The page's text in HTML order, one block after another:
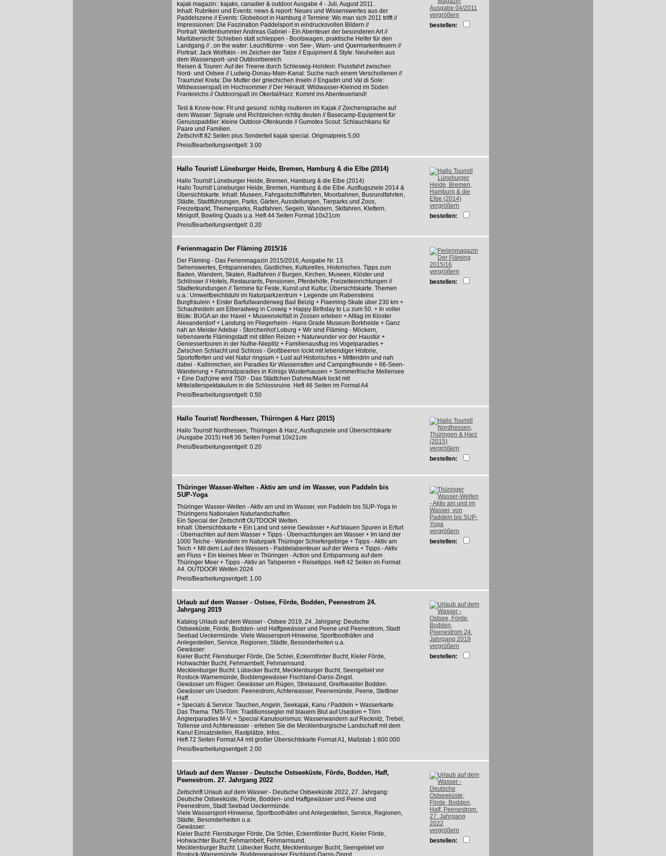
kajak magazin:: kajaks, canadier & outdoor Ausgabe 4 - Juli, August 2011.
Inhalt: Rubriken und Events: news & report: Neues und Wissenswertes aus der
Paddelszene // Events: Globeboot in Hamburg // Termine: Wo man sich 2011 trifft //
Impressionen: Die Faszination Paddelsport in eindrucksvollen Bildern //
Portrait: Weltenbummler Andreas Gabriel - Ein Abenteuer der besonderen Art //
Martübersicht: Schieben statt schleppen - Bootswagen, praktische Helfer für den
Landgang // ..on the water: Leuchttürme - von See-, Warn- und Quermarkenfeuern //
Portrait: Jack Wolfskin - im Zeichen der Tatze // Equipment & Style: Neuheiten aus
dem Wassersport- und Outdoorbereich
Reisen & Touren: Auf der Treene durch Schleswig-Holstein: Flussfahrt zwischen
Nord- und Ostsee // Ludwig-Donau-Main-Kanal: Suche nach einem Verschollenen //
Traumziel Kreta: Die Mutter der griechichen Inseln // Engadin und Val di Sole:
Wildwasserspaß im Hochsommer // Der Hérault: Wildwasser-Kleinod im Süden
Frankreichs // Outdoorspaß im Okertal/Harz: Kommt ins Abenteuerland!
Test & Know-how: Fit und gesund: richtig routieren im Kajak // Zeichensprache auf
dem Wasser: Signale und Richtzeichen richtig deuten // Basecamp-Equipment für
Genusspaddler: kleine Outdoor-Ofenkunde // Gumotex Scout: Schlauchkanu für
Paare und Familien.
Zeitschrift 82 Seiten plus Sonderteil kajak special. Originalpreis 5,00
Preis/Bearbeitungsentgelt: 3.00
vergrößern
bestellen:
Hallo Tourist! Lüneburger Heide, Bremen, Hamburg & die Elbe (2014)
Hallo Tourist! Lüneburger Heide, Bremen, Hamburg & die Elbe (2014)
Hallo Tourist! Lüneburger Heide, Bremen, Hamburg & die Elbe. Ausflugsziele 2014 &
Übersichtskarte. Inhalt: Museen, Fahrgastschifffahrten, Moorbahnen, Busrundfahrten,
Städte, Stadtführungen, Parks, Gärten, Ausstellungen, Tierparks und Zoos,
Freizeitparkt, Themenparks, Radfahren, Segeln, Wandern, Skifahren, Klettern,
Minigolf, Bowling Quads u.a. Heft 44 Seiten Format 10x21cm
Preis/Bearbeitungsentgelt: 0.20
vergrößern
bestellen:
Ferienmagazin Der Fläming 2015/16
Der Fläming - Das Ferienmagazin 2015/2016, Ausgabe Nr. 13.
Sehenswertes, Entspannendes, Gastliches, Kulturelles, Historisches. Tipps zum
Baden, Wandern, Skaten, Radfahren // Burgen, Kirchen, Museen, Klöster und
Schlösser // Hotels, Restaurants, Pensionen, Pferdehöfe, Freizeiteinrichtungen //
Stadterkundungen // Termine für Feste, Kunst und Kultur, Übersichtskarte. Themen
u.a.: Umweltbeichtstuhl im Naturparkzentrum + Legende um Rabensteins
Burgfräulein + Erster Barfußwanderweg Bad Belzig + Flaeming-Skate über 230 km +
Schautreideln am Elberadweg in Coswig + Happy Birthday to Lu zum 50. + In voller
Blüte: BUGA an der Havel + Museenvielfalt in Zossen erleben + Alltag im Kloster
Alexanderdorf + Landung im Fliegerheim - Hans Grade Museum Borkheide + Ganz
nah an Meister Adebar - Storchenhof Loburg + Wir sind Fläming - Möckern,
liebenswerte Flämingstadt mit stillen Reizen + Naturwunder vor der Haustür +
Geniessertouren in der Nuthe-Nieplitz + Familienausflug ins Vogelparadies +
Zwischen Schlacht und Schloss - Großbeeren lockt mit lebendiger Historie,
Sportofferten und viel Natur ringsum + Lust auf Historisches + Mittendrin und nah
dabei - Kallinmchen, ein Paradies für Wasserratten und Campingfreunde + 66-Seen-
Wanderung + Fahrradparadies in Königs Wusterhausen + Sommerfrische Mellensee
+ Eine Da(h)me wird 750! - Das Städtchen Dahme/Mark lockt mit
Mittelalterspektakulum in die Schlossruine. Heft 46 Seiten im Format A4
Preis/Bearbeitungsentgelt: 0.50
vergrößern
bestellen:
Hallo Tourist! Nordhessen, Thüringen & Harz (2015)
Hallo Tourist! Nordhessen, Thüringen & Harz, Ausflugsziele und Übersichtskarte
(Ausgabe 2015) Heft 36 Seiten Format 10x21cm
Preis/Bearbeitungsentgelt: 0.20
vergrößern
bestellen:
Thüringer Wasser-Welten - Aktiv am und im Wasser, von Paddeln bis
SUP-Yoga
Thüringer Wasser-Welten - Aktiv am und im Wasser, von Paddeln bis SUP-Yoga in
Thüringens Nationalen Naturlandschaften.
Ein Special der Zeitschrift OUTDOOR Welten.
Inhalt: Übersichtskarte + Ein Land und seine Gewässer + Auf blauen Spuren in Erfurt
- Übernachten auf dem Wasser + Tipps - Übernachtungen am Wasser + Im land der
1000 Teiche - Wandern im Naturpark Thüringer Schiefergebirge + Tipps - Aktiv am
Teich + Mit dem Lauf des Wassers - Paddelabenteuer auf der Werra + Tipps - Aktiv
am Fluss + Ein kleines Meer in Thüringen - Action und Entspannung auf dem
Thüringer Meer + Tipps - Aktiv an Talsperren + Reisetipps. Heft 42 Seiten im Format
A4. OUTDOOR Welten 2024
Preis/Bearbeitungsentgelt: 1.00
vergrößern
bestellen:
Urlaub auf dem Wasser - Ostsee, Förde, Bodden, Peenestrom 24.
Jahrgang 2019
Katalog Urlaub auf dem Wasser - Ostsee 2019, 24. Jahrgang: Deutsche
Ostseeküste, Förde, Bodden- und Haffgewässer und Peene und Peenestrom, Stadt
Seebad Ueckermünde. Viele Wassersport-Hinweise, Sportboothäfen und
Anlegestellen, Service, Regionen, Städte, Besonderheiten u.a.
Gewässer:
Kieler Bucht: Flensburger Förde, Die Schlei, Eckernförder Bucht, Kieler Förde,
Hohwachter Bucht, Fehmarnbelt, Fehmarnsund.
Mecklenburger Bucht: Lübecker Bucht, Mecklenburger Bucht, Seengebiet vor
Rostock-Warnemünde, Boddengewässer Fischland-Darss-Zingst.
Gewässer um Rügen: Gewässer um Rügen, Strelasund, Greifswalder Bodden.
Gewässer um Usedom: Peenestrom, Achterwasser, Peenemünde, Peene, Stettiner
Haff.
+ Specials & Service: Tauchen, Angeln, Seekajak, Kanu / Paddeln + Wasserkarte.
Das Thema: TMS-Törn: Traditionssegler mit blauem Blut auf Usedom + Törn
Anglerparadies M-V. + Special Kanutourismus: Wasserwandern auf Recknitz, Trebel,
Tollense und Achterwasser - erleben Sie die Mecklenburgische Landschaft mit dem
Kanu! Einsatzstellen, Rastplätze, Infos...
Heft 72 Seiten Format A4 mit großer Übersichtskarte Format A1, Maßstab 1:600.000
Preis/Bearbeitungsentgelt: 2.00
vergrößern
bestellen:
Urlaub auf dem Wasser - Deutsche Ostseeküste, Förde, Bodden, Haff,
Peenestrom. 27. Jahrgang 2022
Zeitschrift Urlaub auf dem Wasser - Deutsche Ostseeküste 2022, 27. Jahrgang:
Deutsche Ostseeküste, Förde, Bodden- und Haffgewässer und Peene und
Peenestrom, Stadt Seebad Ueckermünde.
Viele Wassersport-Hinweise, Sportboothäfen und Anlegestellen, Service, Regionen,
Städte, Besonderheiten u.a.
Gewässer:
Kieler Bucht: Flensburger Förde, Die Schlei, Eckernförder Bucht, Kieler Förde,
Hohwachter Bucht, Fehmarnbelt, Fehmarnsund.
Mecklenburger Bucht: Lübecker Bucht, Mecklenburger Bucht, Seengebiet vor
Rostock-Warnemünde, Boddengewässer Fischland-Darss-Zingst.
vergrößern
bestellen: